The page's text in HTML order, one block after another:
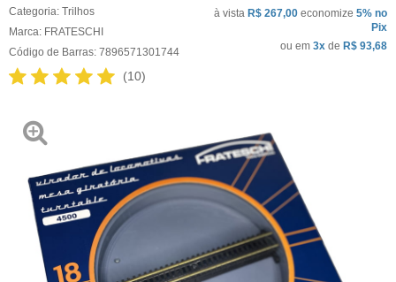
Categoria: Trilhos
Marca: FRATESCHI
Código de Barras: 7896571301744
(10)
à vista R$ 267,00 economize 5% no
Pix
ou em 3x de R$ 93,68